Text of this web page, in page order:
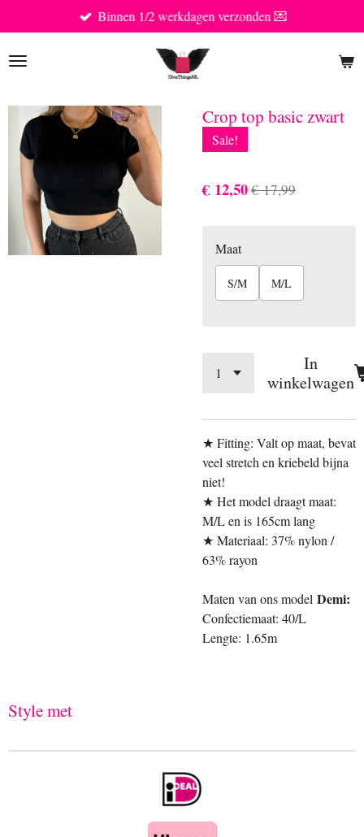
direct
naar
Binnen 1/2 werkdagen verzonden 💌
Crop top basic zwart
Sale!
€ 12,50€ 17,99
Maat
S/M M/L
In
winkelwagen
★ Fitting: Valt op maat, bevat
veel stretch en kriebeld bijna
niet!
★ Het model draagt maat:
M/L en is 165cm lang
★ Materiaal: 37% nylon /
63% rayon
Maten van ons model Demi:
Confectiemaat: 40/L
Lengte: 1.65m
Style met